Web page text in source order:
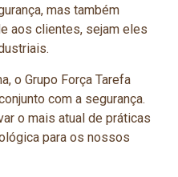
mas também
aos clientes, sejam eles
o Grupo Força Tarefa
com a segurança.
o mais atual de práticas
para os nossos